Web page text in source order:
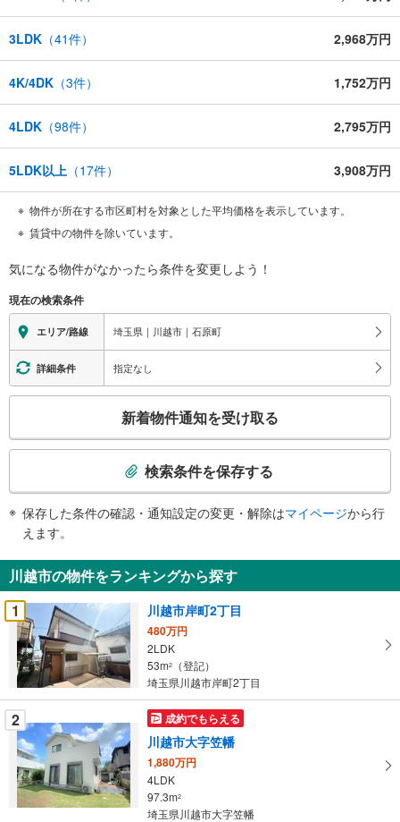
3LDK （41件） 2,968万円
4K/4DK （3件） 1,752万円
4LDK （98件） 2,795万円
5LDK以上 （17件） 3,908万円
物件が所在する市区町村を対象とした平均価格を表示しています。
賃貸中の物件を除いています。
気になる物件がなかったら条件を変更しよう！
現在の検索条件
エリア/路線 埼玉県｜川越市｜石原町
詳細条件 指定なし
検
知
を
受
け
取
る
・
条
件
を
マ
イ
ペ
新着物件通知を受け取る
検索条件を保存する
保存した条件の確認・通知設定の変更・解除はマイページから行
えます。
川越市の物件をランキングから探す
1
川越市岸町2丁目
480万円
2LDK
53m2
（登記）
埼玉県川越市岸町2丁目
2 成約でもらえる
川越市大字笠幡
1,880万円
4LDK
97.3m2
埼玉県川越市大字笠幡